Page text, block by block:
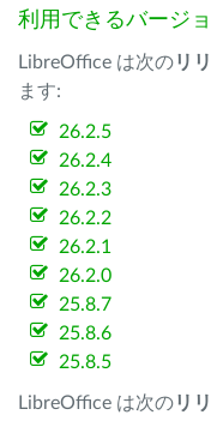
利用できるバージ
LibreOffice は次のリ
ます:
26.2.5
26.2.4
26.2.3
26.2.2
26.2.1
26.2.0
25.8.7
25.8.6
25.8.5
LibreOffice は次のリ